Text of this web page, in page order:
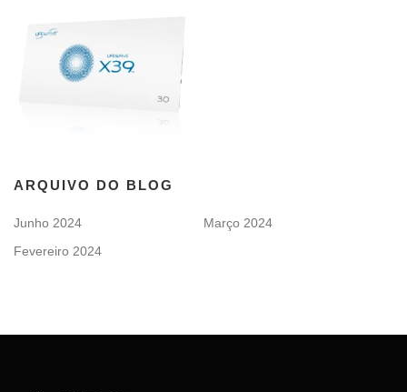
ARQUIVO DO BLOG
Junho 2024
Março 2024
Fevereiro 2024